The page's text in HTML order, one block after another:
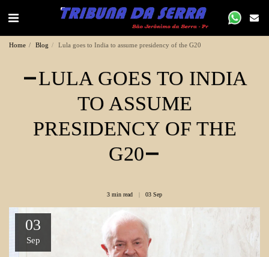
Home Blog Lula goes to India to assume presidency of the G20
LULA GOES TO INDIA
TO ASSUME
PRESIDENCY OF THE
G20
3 min read 03Sep
03
Sep